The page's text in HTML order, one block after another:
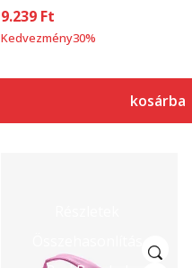
9.239 Ft
Kedvezmény30%
kosárba